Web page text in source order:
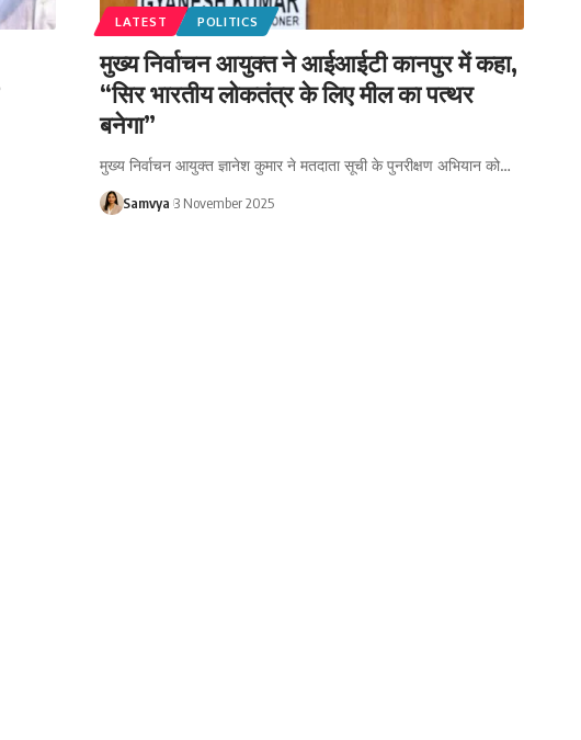
LATEST POLITICS
मुख्य निर्वाचन आयुक्त ने आईआईटी कानपुर में कहा,
“सिर भारतीय लोकतंत्र के लिए मील का पत्थर
बनेगा”
मुख्य निर्वाचन आयुक्त ज्ञानेश कुमार ने मतदाता सूची के पुनरीक्षण अभियान को…
Samvya 3 November 2025